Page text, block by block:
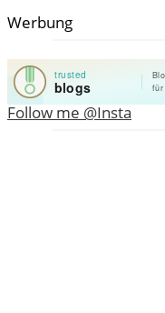
Werbung
Follow me @Insta